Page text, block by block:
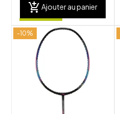
add_shopping_cart Ajouter au panier
-10%